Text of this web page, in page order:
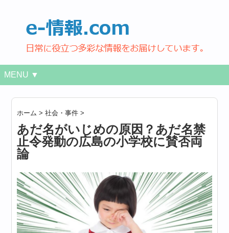
MENU ▼
ホーム >社会・事件 >
あだ名がいじめの原因？あだ名禁
止令発動の広島の小学校に賛否両
論